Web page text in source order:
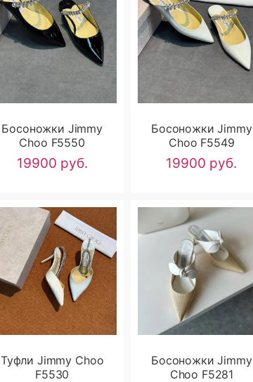
Босоножки Jimmy
Choo F5550
19900 руб.
Босоножки Jimmy
Choo F5549
19900 руб.
Туфли Jimmy Choo
F5530
Босоножки Jimmy
Choo F5281